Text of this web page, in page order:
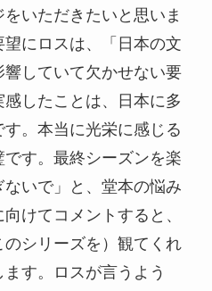
いただきたいと思いま
にロスは、「日本の文
していて欠かせない要
したことは、日本に多
。本当に光栄に感じる
す。最終シーズンを楽
いで」と、堂本の悩み
けてコメントすると、
シリーズを）観てくれ
す。ロスが言うよう